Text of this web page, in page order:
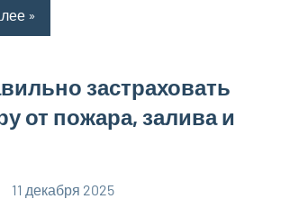
застраховать
от пожара, залива и
11 декабря 2025